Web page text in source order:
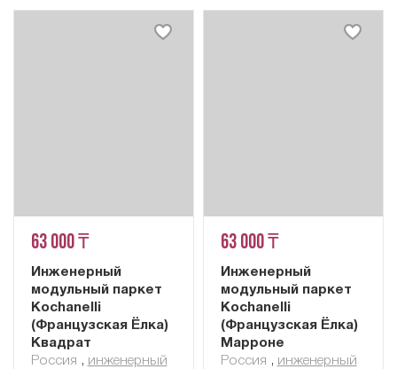
63 000 ₸
Инженерный
модульный паркет
Kochanelli
(Французская Ёлка)
Квадрат
Россия , инженерный
63 000 ₸
Инженерный
модульный паркет
Kochanelli
(Французская Ёлка)
Марроне
Россия , инженерный